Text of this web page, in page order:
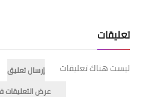
تعليقات
ليست هناك تعليقات
إرسال تعليق
عرض التعليقات